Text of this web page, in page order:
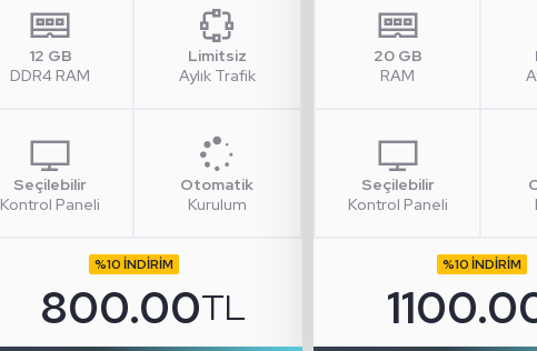
12 GB
DDR4 RAM
Limitsiz
Aylık Trafik
Seçilebilir
Kontrol Paneli
Otomatik
Kurulum
%10 İNDİRİM
800.00TL
20 GB
RAM
Seçilebilir
Kontrol Paneli
%10 İNDİRİM